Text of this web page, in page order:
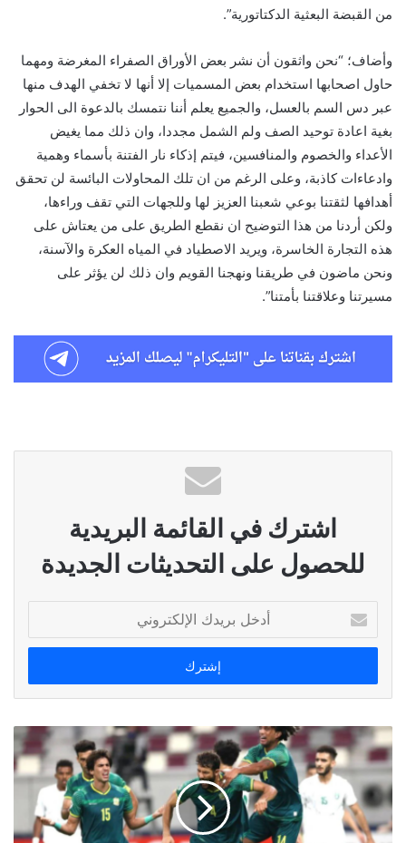
من القبضة البعثية الدكتاتورية”.
وأضاف؛ “نحن واثقون أن نشر بعض الأوراق الصفراء المغرضة ومهما
حاول اصحابها استخدام بعض المسميات إلا أنها لا تخفي الهدف منها
عبر دس السم بالعسل، والجميع يعلم أننا نتمسك بالدعوة الى الحوار
بغية اعادة توحيد الصف ولم الشمل مجددا، وان ذلك مما يغيض
الأعداء والخصوم والمنافسين، فيتم إذكاء نار الفتنة بأسماء وهمية
وادعاءات كاذبة، وعلى الرغم من ان تلك المحاولات البائسة لن تحقق
أهدافها لثقتنا بوعي شعبنا العزيز لها وللجهات التي تقف وراءها،
ولكن أردنا من هذا التوضيح ان نقطع الطريق على من يعتاش على
هذه التجارة الخاسرة، ويريد الاصطياد في المياه العكرة والآسنة،
ونحن ماضون في طريقنا ونهجنا القويم وان ذلك لن يؤثر على
مسيرتنا وعلاقتنا بأمتنا”.
اشترك في القائمة البريدية
للحصول على التحديثات الجديدة
بريدك
الإلكتروني